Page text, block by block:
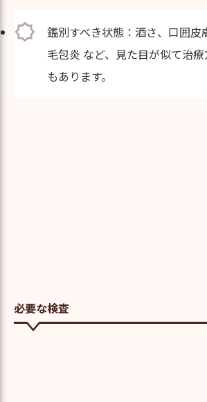
鑑別すべき状態：酒さ、口囲皮
毛包炎 など、見た目が似て治
もあります。
必要な検査